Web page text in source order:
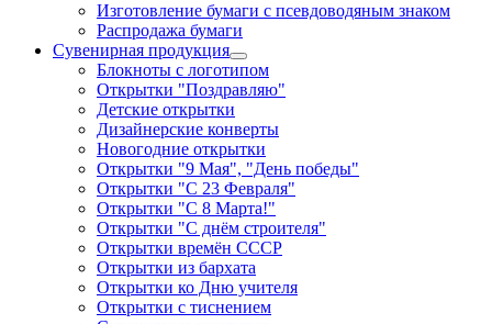
Изготовление бумаги с псевдоводяным знаком
Распродажа бумаги
Сувенирная продукция
Блокноты с логотипом
Открытки "Поздравляю"
Детские открытки
Дизайнерские конверты
Новогодние открытки
Открытки "9 Мая", "День победы"
Открытки "С 23 Февраля"
Открытки "С 8 Марта!"
Открытки "С днём строителя"
Открытки времён СССР
Открытки из бархата
Открытки ко Дню учителя
Открытки с тиснением